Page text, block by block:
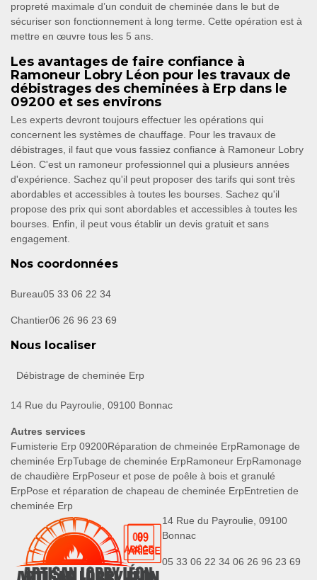
propreté maximale d’un conduit de cheminée dans le but de
sécuriser son fonctionnement à long terme. Cette opération est à
mettre en œuvre tous les 5 ans.
Les avantages de faire confiance à
Ramoneur Lobry Léon pour les travaux de
débistrages des cheminées à Erp dans le
09200 et ses environs
Les experts devront toujours effectuer les opérations qui
concernent les systèmes de chauffage. Pour les travaux de
débistrages, il faut que vous fassiez confiance à Ramoneur Lobry
Léon. C'est un ramoneur professionnel qui a plusieurs années
d'expérience. Sachez qu'il peut proposer des tarifs qui sont très
abordables et accessibles à toutes les bourses. Sachez qu'il
propose des prix qui sont abordables et accessibles à toutes les
bourses. Enfin, il peut vous établir un devis gratuit et sans
engagement.
Nos coordonnées
Bureau05 33 06 22 34
Chantier06 26 96 23 69
Nous localiser
Débistrage de cheminée Erp
14 Rue du Payroulie, 09100 Bonnac
Autres services
Fumisterie Erp 09200Réparation de chmeinée ErpRamonage de
cheminée ErpTubage de cheminée ErpRamoneur ErpRamonage
de chaudière ErpPoseur et pose de poêle à bois et granulé
ErpPose et réparation de chapeau de cheminée ErpEntretien de
cheminée Erp
14 Rue du Payroulie, 09100
Bonnac
05 33 06 22 34 06 26 96 23 69